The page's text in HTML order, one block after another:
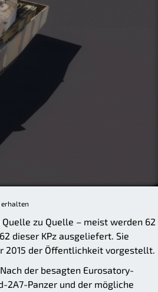
zu Quelle – meist werden 62
dieser KPz ausgeliefert. Sie
2015 der Öffentlichkeit vorgestellt.
der besagten Eurosatory-
2A7-Panzer und der mögliche